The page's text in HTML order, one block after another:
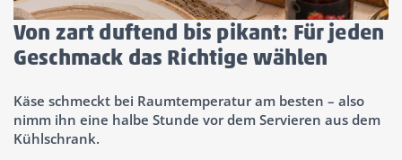
Von zart duftend bis pikant: Für jeden
Geschmack das Richtige wählen
Käse schmeckt bei Raumtemperatur am besten – also
nimm ihn eine halbe Stunde vor dem Servieren aus dem
Kühlschrank.